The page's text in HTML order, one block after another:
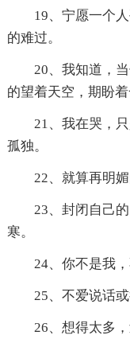
19、宁愿一个
的难过。
20、我知道，
的望着天空，期盼着
21、我在哭，
孤独。
22、就算再明
23、封闭自己
寒。
24、你不是我
25、不爱说话或
26、想得太多